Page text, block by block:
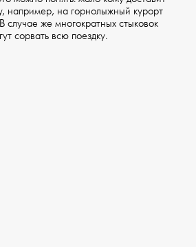
например, на горнолыжный курорт
случае же многократных стыковок
сорвать всю поездку.